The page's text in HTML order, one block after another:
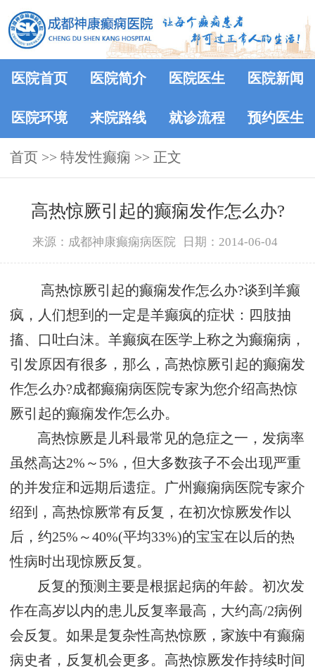
医院首页 医院简介 医院医生 医院新闻
医院环境 来院路线 就诊流程 预约医生
首页 >> 特发性癫痫 >> 正文
高热惊厥引起的癫痫发作怎么办?
来源：成都神康癫痫病医院 日期：2014-06-04
高热惊厥引起的癫痫发作怎么办?谈到羊癫
疯，人们想到的一定是羊癫疯的症状：四肢抽
搐、口吐白沫。羊癫疯在医学上称之为癫痫病，
引发原因有很多，那么，高热惊厥引起的癫痫发
作怎么办?成都癫痫病医院专家为您介绍高热惊
厥引起的癫痫发作怎么办。
高热惊厥是儿科最常见的急症之一，发病率
虽然高达2%～5%，但大多数孩子不会出现严重
的并发症和远期后遗症。广州癫痫病医院专家介
绍到，高热惊厥常有反复，在初次惊厥发作以
后，约25%～40%(平均33%)的宝宝在以后的热
性病时出现惊厥反复。
反复的预测主要是根据起病的年龄。初次发
作在高岁以内的患儿反复率最高，大约高/2病例
会反复。如果是复杂性高热惊厥，家族中有癫痫
病史者，反复机会更多。高热惊厥发作持续时间